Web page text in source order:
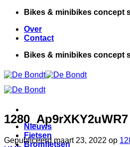
inhoud
Bikes & minibikes concept
Over
Contact
Bikes & minibikes concept
Nieuws
Fietsen
Bromfietsen
1280_Ap9rXKY2uWR7
Gepubliceerd maart 23, 2022 op